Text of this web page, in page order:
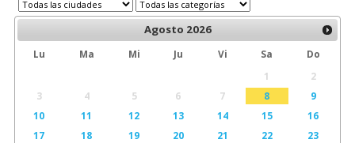
Agosto 2026
Lu Ma Mi Ju Vi Sa
Do
1
2
3
4 5 6 7 8
9
10
11 12 13 14 15
16
17
18 19 20 21 22
23